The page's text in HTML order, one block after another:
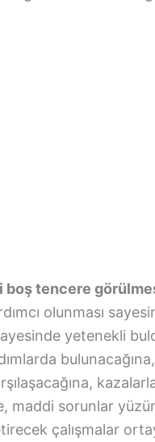
boş tencere
olunması
yetenekli
maddi sorunlar
çalışmalar